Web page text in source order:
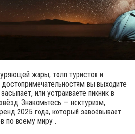
жары, толп туристов и
вы выходите
или устраиваете пикник в
Знакомьтесь — ноктуризм,
2025 года, который завоёвывает
по всему миру .